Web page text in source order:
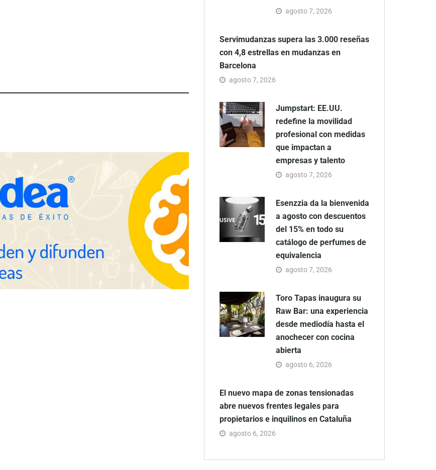
Schaeffler mejora su rentabilidad
en el primer semestre de 2026
Servimudanzas supera las 3.000
reseñas con 4,8 estrellas en
mudanzas en Barcelona
agosto 7, 2026
Servimudanzas supera las 3.000 reseñas
con 4,8 estrellas en mudanzas en
Barcelona
agosto 7, 2026
Jumpstart: EE.UU.
redefine la movilidad
profesional con medidas
que impactan a
empresas y talento
agosto 7, 2026
Esenzzia da la bienvenida
a agosto con descuentos
del 15% en todo su
catálogo de perfumes de
equivalencia
agosto 7, 2026
Toro Tapas inaugura su
Raw Bar: una experiencia
desde mediodía hasta el
anochecer con cocina
abierta
agosto 6, 2026
El nuevo mapa de zonas tensionadas
abre nuevos frentes legales para
propietarios e inquilinos en Cataluña
agosto 6, 2026